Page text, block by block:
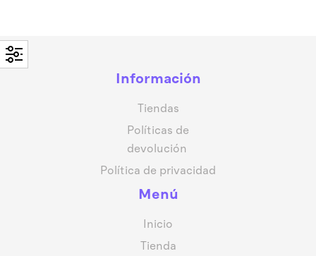
Información
Tiendas
Políticas de
devolución
Política de privacidad
Menú
Inicio
Tienda